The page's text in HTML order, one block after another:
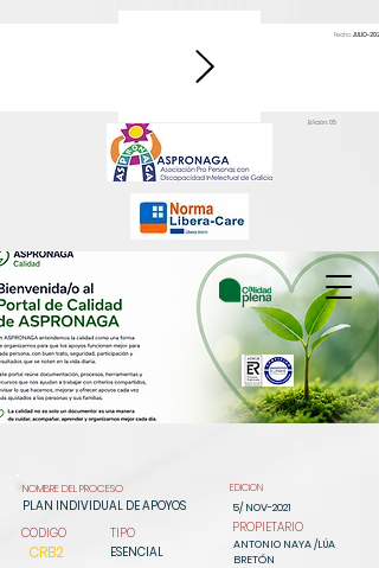
Edición: 05
Fecha:JULIO-2026
NOMBRE DEL PROCESO
PLAN INDIVIDUAL DE APOYOS
CRB2
CODIGO
TIPO
ESENCIAL
EDICION
5/ NOV-2021
PROPIETARIO
ANTONIO NAYA /LÚA
BRETÓN